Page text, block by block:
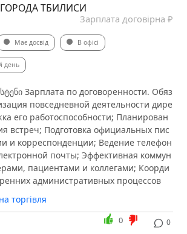
ТБИЛИСИ
Зарплата договірна ₽
Має досвід В офісі
день
Зарплата по договоренности. Обяз
повседневной деятельности дире
его работоспособности; Планирован
встреч; Подготовка официальных пис
и корреспонденции; Ведение телефон
почты; Эффективная коммун
пациентами и коллегами; Коорди
административных процессов
торгівля
0
0